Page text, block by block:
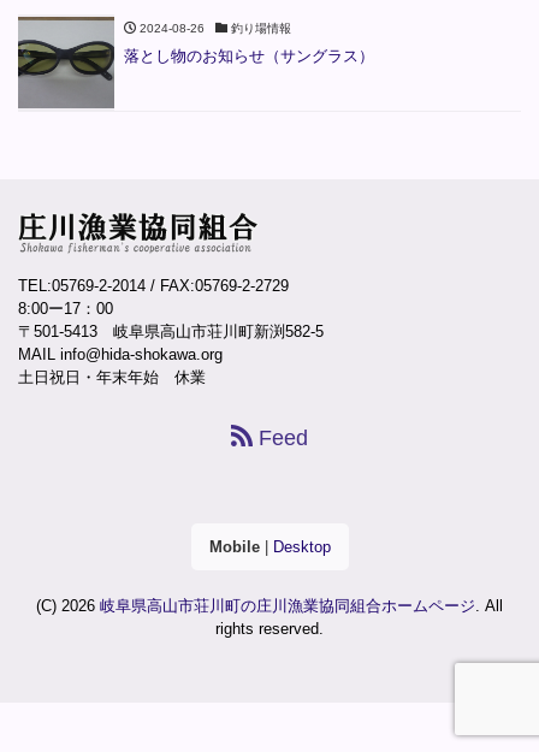
2024-08-26 釣り場情報
落とし物のお知らせ（サングラス）
TEL:05769-2-2014 / FAX:05769-2-2729
8:00ー17：00
〒501-5413 岐阜県高山市荘川町新渕582-5
MAIL info@hida-shokawa.org
土日祝日・年末年始 休業
Feed
Mobile| Desktop
(C) 2026 岐阜県高山市荘川町の庄川漁業協同組合ホームページ . All
rights reserved.